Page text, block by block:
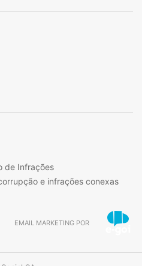
de Infrações
e infrações conexas
EMAIL MARKETING POR